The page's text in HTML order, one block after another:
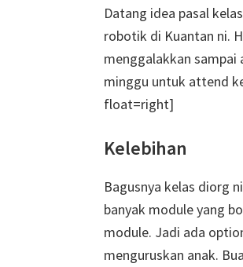
Datang idea pasal
robotik di Kuantan ni.
menggalakkan sampai
minggu untuk attend
float=right]
Kelebihan
Bagusnya kelas diorg
banyak module yang
module. Jadi ada
menguruskan anak.